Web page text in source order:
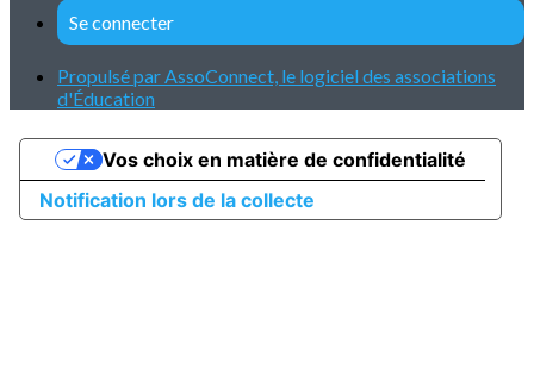
Se connecter
Propulsé par AssoConnect, le logiciel des associations
d'Éducation
Notification lors de la collecte
Vos choix en matière de confidentialité